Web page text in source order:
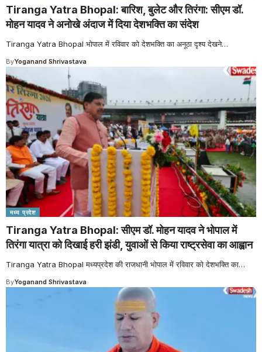
Tiranga Yatra Bhopal: बारिश, बुलेट और तिरंगा: सीएम डॉ.
मोहन यादव ने अनोखे अंदाज में दिया देशभक्ति का संदेश
Tiranga Yatra Bhopal भोपाल में रविवार को देशभक्ति का अनूठा दृश्य देखने…
ByYoganand Shrivastava
मध्य प्रदेश
Tiranga Yatra Bhopal: सीएम डॉ. मोहन यादव ने भोपाल में
तिरंगा यात्रा को दिखाई हरी झंडी, युवाओं से किया राष्ट्रसेवा का आह्वान
Tiranga Yatra Bhopal मध्यप्रदेश की राजधानी भोपाल में रविवार को देशभक्ति का…
ByYoganand Shrivastava